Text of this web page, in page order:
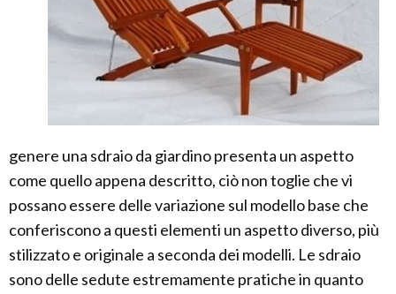
genere una sdraio da giardino presenta un aspetto
come quello appena descritto, ciò non toglie che vi
possano essere delle variazione sul modello base che
conferiscono a questi elementi un aspetto diverso, più
stilizzato e originale a seconda dei modelli. Le sdraio
sono delle sedute estremamente pratiche in quanto